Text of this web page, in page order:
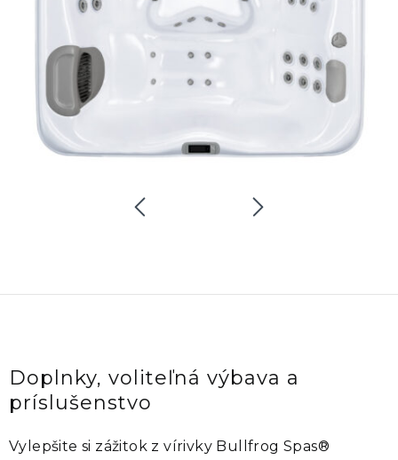
Doplnky, voliteľná výbava a
príslušenstvo
Vylepšite si zážitok z vírivky Bullfrog Spas®